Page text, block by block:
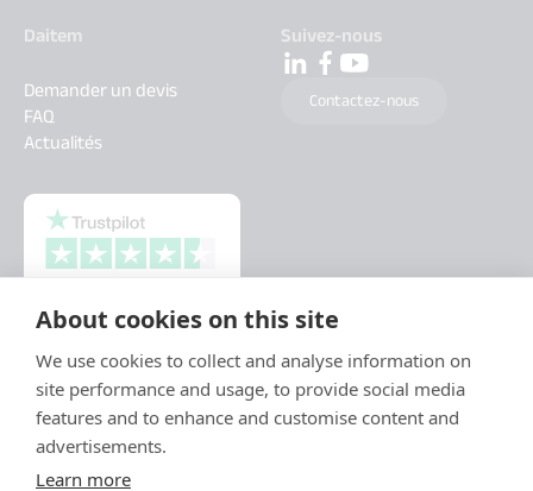
About cookies on this site
We use cookies to collect and analyse information on
site performance and usage, to provide social media
features and to enhance and customise content and
advertisements.
Learn more
Daitem
Demander un devis
FAQ
Actualités
Suivez-nous
Contactez-nous